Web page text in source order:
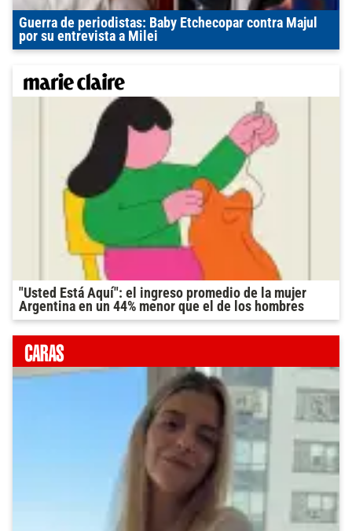
Guerra de periodistas: Baby Etchecopar contra Majul
por su entrevista a Milei
"Usted Está Aquí": el ingreso promedio de la mujer
Argentina en un 44% menor que el de los hombres